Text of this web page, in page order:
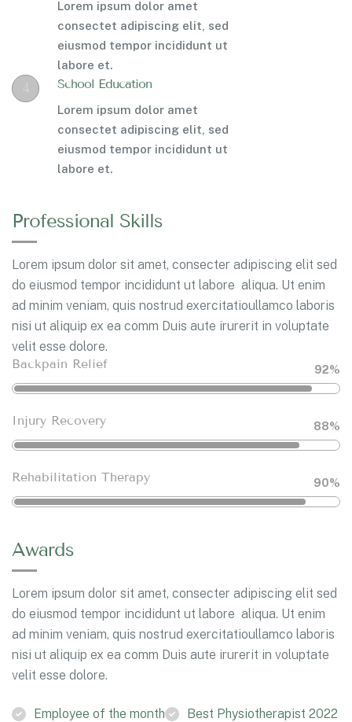
Lorem ipsum dolor amet
consectet adipiscing elit, sed
eiusmod tempor incididunt ut
labore et.
School Education
Lorem ipsum dolor amet
consectet adipiscing elit, sed
eiusmod tempor incididunt ut
labore et.
Professional Skills
Lorem ipsum dolor sit amet, consecter adipiscing elit sed
do eiusmod tempor incididunt ut labore aliqua. Ut enim
ad minim veniam, quis nostrud exercitatioullamco laboris
nisi ut aliquip ex ea comm Duis aute irurerit in voluptate
velit esse dolore.
Backpain Relief
92%
Injury Recovery 88%
Rehabilitation Therapy 90%
Awards
Lorem ipsum dolor sit amet, consecter adipiscing elit sed
do eiusmod tempor incididunt ut labore aliqua. Ut enim
ad minim veniam, quis nostrud exercitatioullamco laboris
nisi ut aliquip ex ea comm Duis aute irurerit in voluptate
velit esse dolore.
Employee of the month Best Physiotherapist 2022